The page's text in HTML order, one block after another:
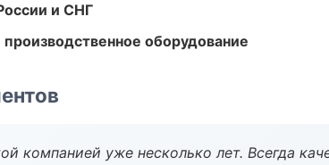
и СНГ
оборудование
компанией уже несколько лет. Всегда